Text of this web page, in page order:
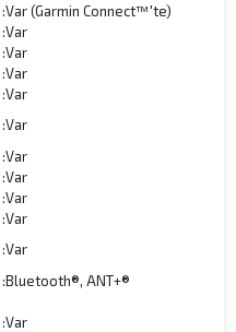
:Var (Garmin Connect™'te)
:Var
:Var
:Var
:Var
:Var
:Var
:Var
:Var
:Var
:Var
:Bluetooth®, ANT+®
:Var